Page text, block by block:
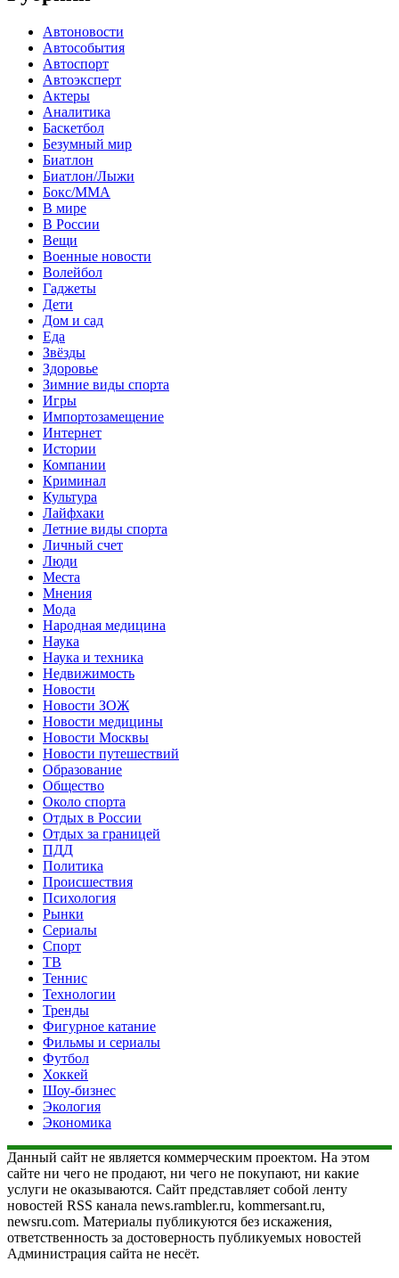
Автоновости
Автособытия
Автоспорт
Автоэксперт
Актеры
Аналитика
Баскетбол
Безумный мир
Биатлон
Биатлон/Лыжи
Бокс/MMA
В мире
В России
Вещи
Военные новости
Волейбол
Гаджеты
Дети
Дом и сад
Еда
Звёзды
Здоровье
Зимние виды спорта
Игры
Импортозамещение
Интернет
Истории
Компании
Криминал
Культура
Лайфхаки
Летние виды спорта
Личный счет
Люди
Места
Мнения
Мода
Народная медицина
Наука
Наука и техника
Недвижимость
Новости
Новости ЗОЖ
Новости медицины
Новости Москвы
Новости путешествий
Образование
Общество
Около спорта
Отдых в России
Отдых за границей
ПДД
Политика
Происшествия
Психология
Рынки
Сериалы
Спорт
ТВ
Теннис
Технологии
Тренды
Фигурное катание
Фильмы и сериалы
Футбол
Хоккей
Шоу-бизнес
Экология
Экономика
Данный сайт не является коммерческим проектом. На этом
сайте ни чего не продают, ни чего не покупают, ни какие
услуги не оказываются. Сайт представляет собой ленту
новостей RSS канала news.rambler.ru, kommersant.ru,
newsru.com. Материалы публикуются без искажения,
ответственность за достоверность публикуемых новостей
Администрация сайта не несёт.